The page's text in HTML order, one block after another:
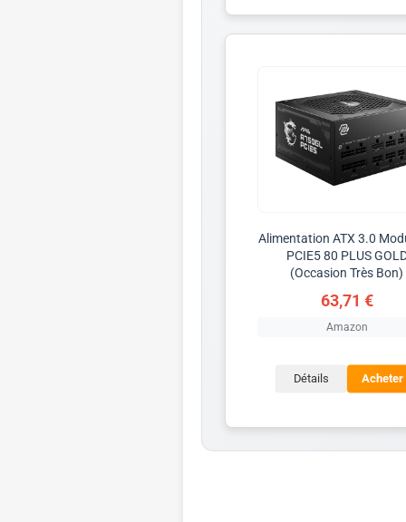
Alimentation ATX 3.0
PCIE5 80 PLUS
(Occasion Très Bon)
63,71 €
Amazon
Détails Acheter